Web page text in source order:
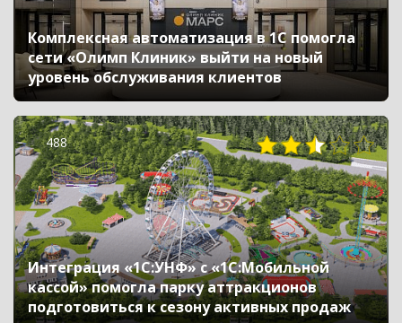
Комплексная автоматизация в 1С помогла
сети «Олимп Клиник» выйти на новый
уровень обслуживания клиентов
488
Интеграция «1С:УНФ» с «1С:Мобильной
кассой» помогла парку аттракционов
подготовиться к сезону активных продаж